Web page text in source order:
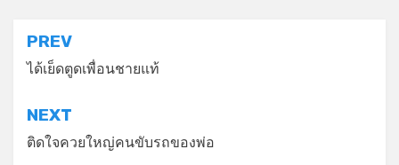
แนะแนว
เรื่อง
PREV
ได้เย็ดตูดเพื่อนชายแท้
NEXT
ติดใจควยใหญ่คนขับรถของพ่อ